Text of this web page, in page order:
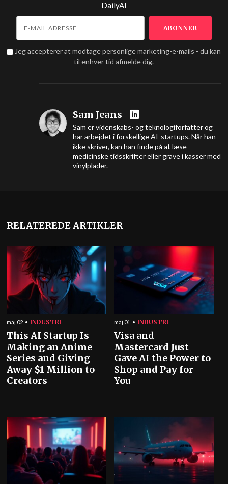
DailyAI
Jeg accepterer at modtage personlige marketing-e-mails - du kan
til enhver tid afmelde dig.
Sam Jeans
Sam er videnskabs- og teknologiforfatter og
har arbejdet i forskellige AI-startups. Når han
ikke skriver, kan han finde på at læse
medicinske tidsskrifter eller grave i kasser med
vinylplader.
RELATEREDE ARTIKLER
maj 02 INDUSTRI
This AI Startup Is
Making an Anime
Series and Giving
Away $1 Million to
Creators
maj 01 INDUSTRI
Visa and
Mastercard Just
Gave AI the Power to
Shop and Pay for
You